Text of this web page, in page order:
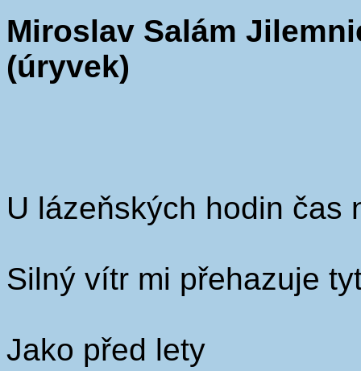
Miroslav Salám
(úryvek)
U lázeňských hodin čas
Silný vítr mi přehazuje
Jako před lety